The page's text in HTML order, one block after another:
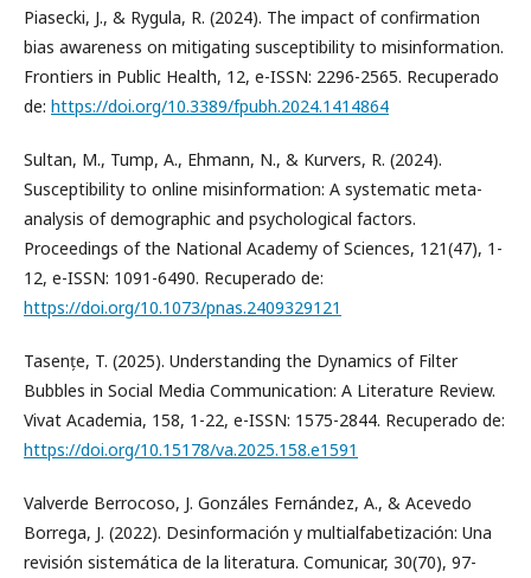
Piasecki, J., & Rygula, R. (2024). The impact of confirmation
bias awareness on mitigating susceptibility to misinformation.
Frontiers in Public Health, 12, e-ISSN: 2296-2565. Recuperado
de: https://doi.org/10.3389/fpubh.2024.1414864
Sultan, M., Tump, A., Ehmann, N., & Kurvers, R. (2024).
Susceptibility to online misinformation: A systematic meta-
analysis of demographic and psychological factors.
Proceedings of the National Academy of Sciences, 121(47), 1-
12, e-ISSN: 1091-6490. Recuperado de:
https://doi.org/10.1073/pnas.2409329121
Tasențe, T. (2025). Understanding the Dynamics of Filter
Bubbles in Social Media Communication: A Literature Review.
Vivat Academia, 158, 1-22, e-ISSN: 1575-2844. Recuperado de:
https://doi.org/10.15178/va.2025.158.e1591
Valverde Berrocoso, J. Gonzáles Fernández, A., & Acevedo
Borrega, J. (2022). Desinformación y multialfabetización: Una
revisión sistemática de la literatura. Comunicar, 30(70), 97-